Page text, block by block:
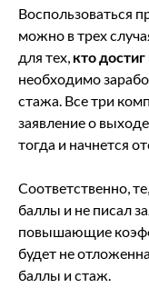
Воспользоваться
можно в трех
для тех, кто
необходимо
стажа. Все три
заявление о
тогда и начнется
Соответственно,
баллы и не писал
повышающие
будет не
баллы и стаж.